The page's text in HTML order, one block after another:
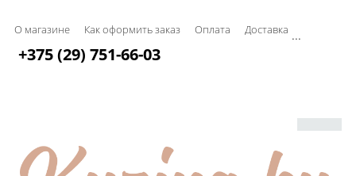
О магазине Как оформить заказ Оплата Доставка ...
+375 (29) 751-66-03